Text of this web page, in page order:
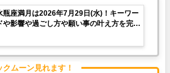
瓶座満月は2026年7月29日(水)！キーワー
や影響や過ごし方や願い事の叶え方を完全
ムーン見れます！